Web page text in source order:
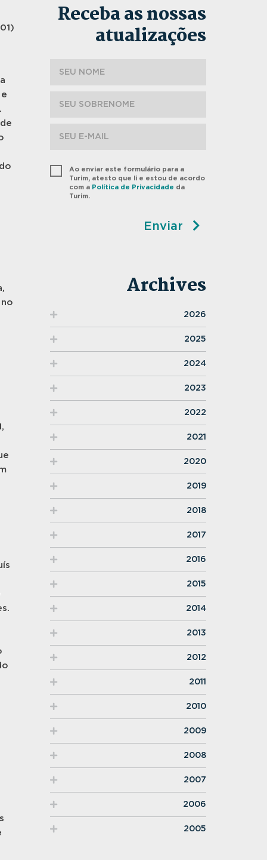
Receba as nossas
atualizações
Ao enviar este formulário para a
Turim, atesto que li e estou de acordo
com a Política de Privacidade da
Turim.
Enviar
Archives
2026
2025
2024
2023
2022
2021
2020
2019
2018
2017
2016
2015
2014
2013
2012
2011
2010
2009
2008
2007
2006
2005